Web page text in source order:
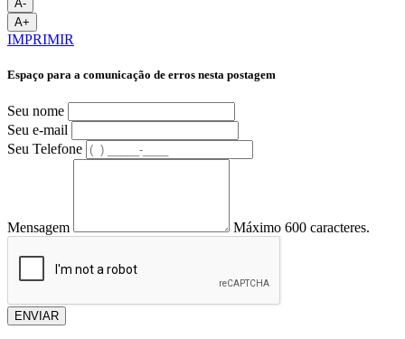
A-
A+
IMPRIMIR
Espaço para a comunicação de erros nesta postagem
Seu nome
Seu e-mail
Seu Telefone
Mensagem Máximo 600 caracteres.
ENVIAR